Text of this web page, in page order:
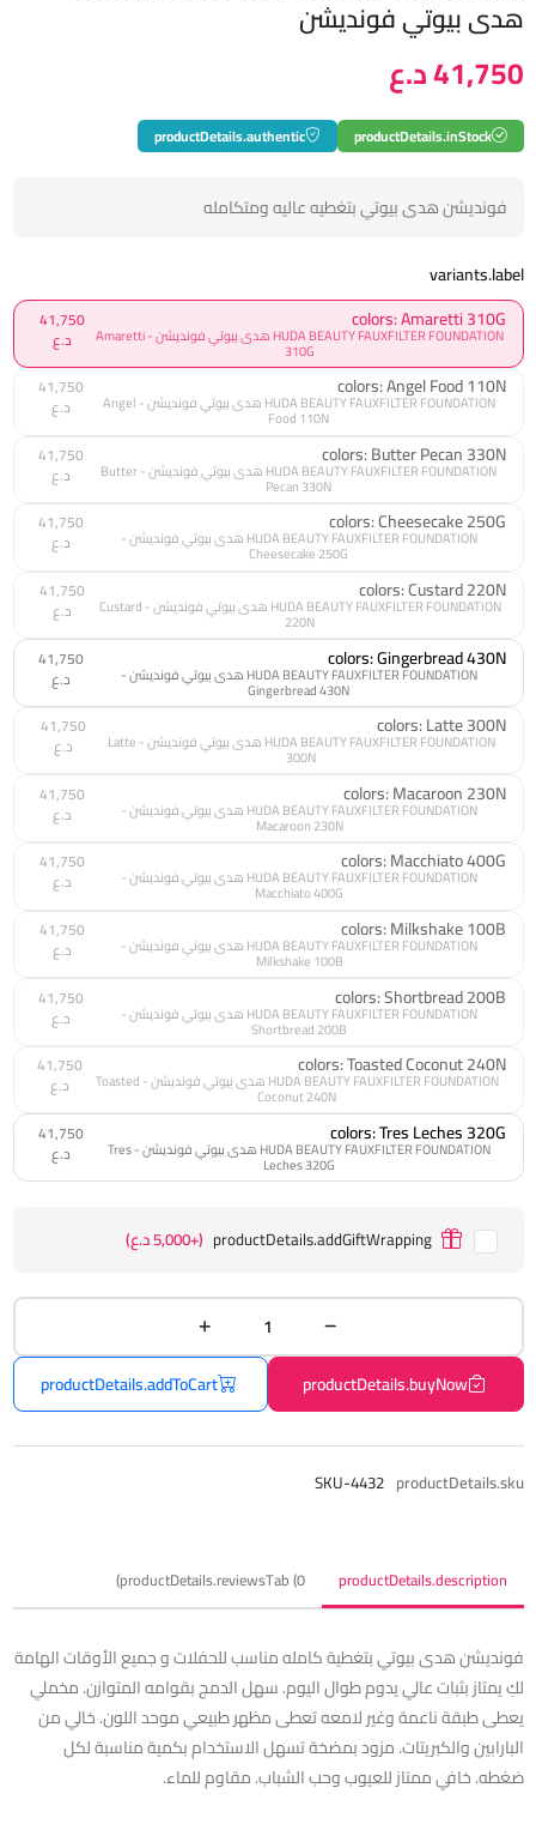
هدى بيوتي فونديشن
41,750 د.ع
productDetails.inStock
productDetails.authentic
فونديشن هدى بيوتي بتغطيه عاليه ومتكامله
variants.label
colors: Amaretti 310G
HUDA BEAUTY FAUXFILTER FOUNDATION هدى بيوتي فونديشن - Amaretti
310G
41,750
د.ع
colors: Angel Food 110N
HUDA BEAUTY FAUXFILTER FOUNDATION هدى بيوتي فونديشن - Angel
Food 110N
41,750
د.ع
colors: Butter Pecan 330N
HUDA BEAUTY FAUXFILTER FOUNDATION هدى بيوتي فونديشن - Butter
Pecan 330N
41,750
د.ع
colors: Cheesecake 250G
HUDA BEAUTY FAUXFILTER FOUNDATION هدى بيوتي فونديشن -
Cheesecake 250G
41,750
د.ع
colors: Custard 220N
HUDA BEAUTY FAUXFILTER FOUNDATION هدى بيوتي فونديشن - Custard
220N
41,750
د.ع
colors: Gingerbread 430N
HUDA BEAUTY FAUXFILTER FOUNDATION هدى بيوتي فونديشن -
Gingerbread 430N
41,750
د.ع
colors: Latte 300N
HUDA BEAUTY FAUXFILTER FOUNDATION هدى بيوتي فونديشن - Latte
300N
41,750
د.ع
colors: Macaroon 230N
HUDA BEAUTY FAUXFILTER FOUNDATION هدى بيوتي فونديشن -
Macaroon 230N
41,750
د.ع
colors: Macchiato 400G
HUDA BEAUTY FAUXFILTER FOUNDATION هدى بيوتي فونديشن -
Macchiato 400G
41,750
د.ع
colors: Milkshake 100B
HUDA BEAUTY FAUXFILTER FOUNDATION هدى بيوتي فونديشن -
Milkshake 100B
41,750
د.ع
colors: Shortbread 200B
HUDA BEAUTY FAUXFILTER FOUNDATION هدى بيوتي فونديشن -
Shortbread 200B
41,750
د.ع
colors: Toasted Coconut 240N
HUDA BEAUTY FAUXFILTER FOUNDATION هدى بيوتي فونديشن - Toasted
Coconut 240N
41,750
د.ع
colors: Tres Leches 320G
HUDA BEAUTY FAUXFILTER FOUNDATION هدى بيوتي فونديشن - Tres
Leches 320G
41,750
د.ع
productDetails.addGiftWrapping (+5,000 د.ع)
productDetails.buyNow
productDetails.addToCart
productDetails.sku
SKU-4432
productDetails.description
productDetails.reviewsTab (0)
فونديشن هدى بيوتي بتغطية كامله مناسب للحفلات و جميع الأوقات الهامة
لكِ يمتاز بثبات عالي يدوم طوال اليوم. سهل الدمج بقوامه المتوازن. مخملي
يعطى طبقة ناعمة وغير لامعه تعطى مظهر طبيعي موحد اللون. خالي من
البارابين والكبريتات. مزود بمضخة تسهل الاستخدام بكمية مناسبة لكل
ضغطه. خافي ممتاز للعيوب وحب الشباب. مقاوم للماء.